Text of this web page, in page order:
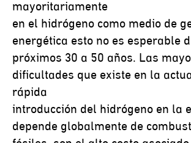
mayoritariamente
en el hidrógeno como medio de
energética esto no es esperable
próximos 30 a 50 años. Las
dificultades que existe en la
rápida
introducción del hidrógeno en la
depende globalmente de